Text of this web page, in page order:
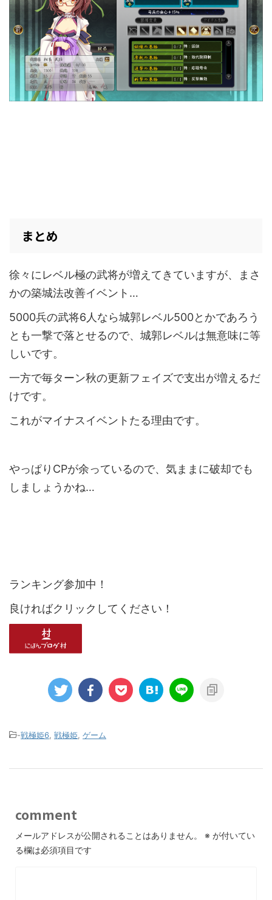
まとめ
徐々にレベル極の武将が増えてきていますが、まさ
かの築城法改善イベント…
5000兵の武将6人なら城郭レベル500とかであろう
とも一撃で落とせるので、城郭レベルは無意味に等
しいです。
一方で毎ターン秋の更新フェイズで支出が増えるだ
けです。
これがマイナスイベントたる理由です。
やっぱりCPが余っているので、気ままに破却でも
しましょうかね…
ランキング参加中！
良ければクリックしてください！
-戦極姫6, 戦極姫, ゲーム
comment
メールアドレスが公開されることはありません。 ※ が付いてい
る欄は必須項目です